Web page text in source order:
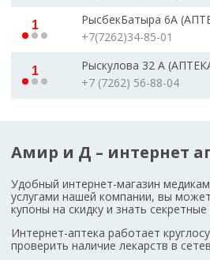
1
РысбекБатыра 6А
+7(7262)34-85-01
1
Рыскулова 32 А
+7 (7262) 56-88-04
Амир и Д – интернет
Удобный интернет-магазин
услугами нашей компании, вы
купоны на скидку и знать
Интернет-аптека работает
проверить наличие лекарств в